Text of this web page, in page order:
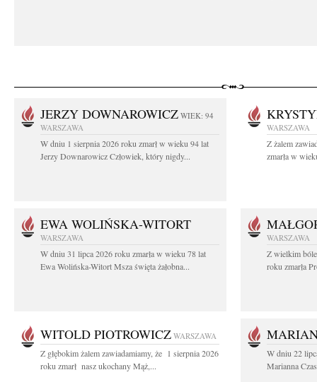
JERZY DOWNAROWICZ WIEK: 94
WARSZAWA
W dniu 1 sierpnia 2026 roku zmarł w wieku 94 lat
Jerzy Downarowicz Człowiek, który nigdy...
WARSZAWA
Z żalem
zmarła w
EWA WOLIŃSKA-WITORT
WARSZAWA
W dniu 31 lipca 2026 roku zmarła w wieku 78 lat
Ewa Wolińska-Witort Msza święta żałobna...
WARSZAWA
Z wielkim
roku zmarła
WITOLD PIOTROWICZ WARSZAWA
Z głębokim żalem zawiadamiamy, że 1 sierpnia 2026
roku zmarł nasz ukochany Mąż,...
W dniu 22
Marianna